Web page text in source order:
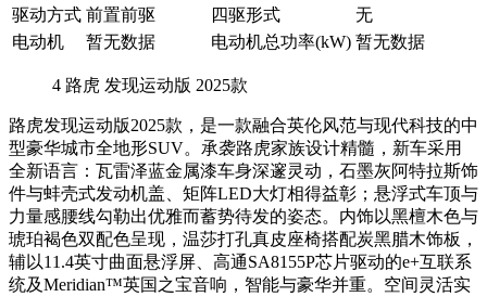
驱动方式 前置前驱 四驱形式
无
电动机
暂无数据 电动机总功率(kW) 暂无数据
4 路虎 发现运动版 2025款
路虎发现运动版2025款，是一款融合英伦风范与现代科技的中
型豪华城市全地形SUV。承袭路虎家族设计精髓，新车采用
全新语言：瓦雷泽蓝金属漆车身深邃灵动，石墨灰阿特拉斯饰
件与蚌壳式发动机盖、矩阵LED大灯相得益彰；悬浮式车顶与
力量感腰线勾勒出优雅而蓄势待发的姿态。内饰以黑檀木色与
琥珀褐色双配色呈现，温莎打孔真皮座椅搭配炭黑腊木饰板，
辅以11.4英寸曲面悬浮屏、高通SA8155P芯片驱动的e+互联系
统及Meridian™英国之宝音响，智能与豪华并重。空间灵活实